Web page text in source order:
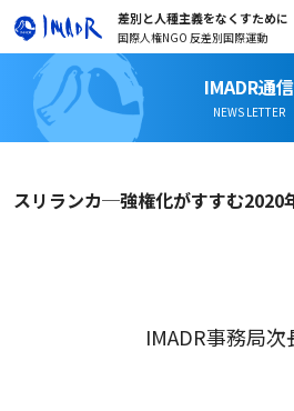
差別と人種主義をなくすために
国際人権NGO 反差別国際運動
IMADR通信
NEWS LETTER
スリランカ─強権化がすすむ2020
IMADR事務局